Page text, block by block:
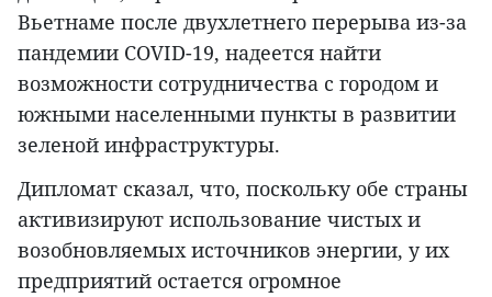
Вьетнаме после двухлетнего перерыва из-за
пандемии COVID-19, надеется найти
возможности сотрудничества с городом и
южными населенными пункты в развитии
зеленой инфраструктуры.
Дипломат сказал, что, поскольку обе страны
активизируют использование чистых и
возобновляемых источников энергии, у их
предприятий остается огромное